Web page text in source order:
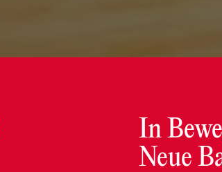
In
Neue